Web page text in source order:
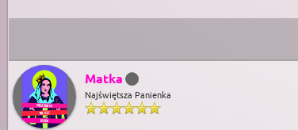
Matka
Najświętsza Panienka